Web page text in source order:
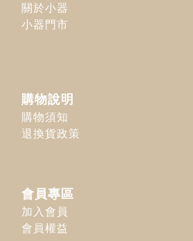
關於小器
小器門市
購物說明
購物須知
退換貨政策
會員專區
加入會員
會員權益